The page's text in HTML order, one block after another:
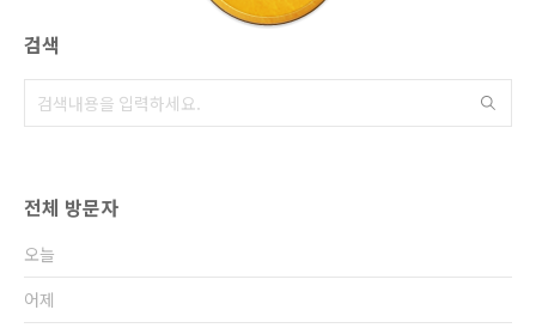
검색
전체 방문자
오늘
어제